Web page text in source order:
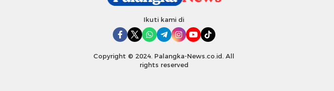
Ikuti kami di
Copyright © 2024. Palangka-News.co.id. All
rights reserved